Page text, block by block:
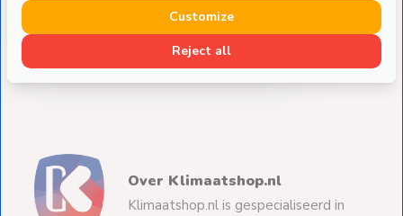
Airco Condenswaterpomp High Lift FP2099/2 met 1
liter tank - voor cassette units
Deliverytime
Over Klimaatshop.nl
Klimaatshop.nl is gespecialiseerd in
Reject all
Customize